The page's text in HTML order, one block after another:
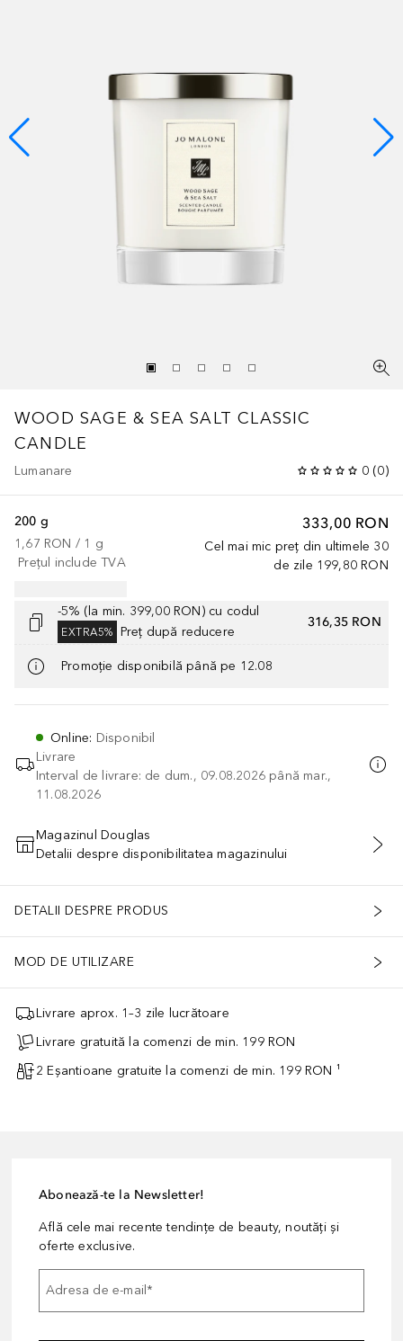
WOOD SAGE & SEA SALT CLASSIC
CANDLE
Lumanare 0 (0)
333,00 RON
Cel mai mic preț din ultimele 30
de zile 199,80 RON
200 g
1,67 RON / 1 g
Prețul include TVA
-5% (la min. 399,00 RON) cu codul
EXTRA5% Preț după reducere
316,35 RON
Promoție disponibilă până pe 12.08
Online: Disponibil
Livrare
Interval de livrare: de dum., 09.08.2026 până mar.,
11.08.2026
ADĂUGAȚI ÎN COŞ
Magazinul Douglas
Detalii despre disponibilitatea magazinului
DETALII DESPRE PRODUS
MOD DE UTILIZARE
Livrare aprox. 1–3 zile lucrătoare
Livrare gratuită la comenzi de min. 199 RON
2 Eșantioane gratuite la comenzi de min. 199 RON ¹
Abonează-te la Newsletter!
Află cele mai recente tendințe de beauty, noutăți și
oferte exclusive.
Adresa de e-mail*